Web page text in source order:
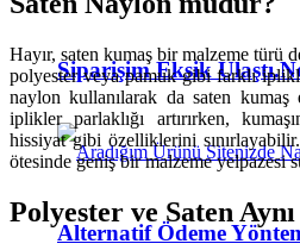
Siparişim Eksik
Alternatif Ödeme
Hayır, saten kumaş bir malzeme türü
polyester veya pamuk gibi farklı
naylon kullanılarak da saten
iplikler parlaklığı artırırken,
hissiyat gibi özelliklerini
ötesinde geniş bir malzeme yelpazesi
Polyester ve Saten Aynı